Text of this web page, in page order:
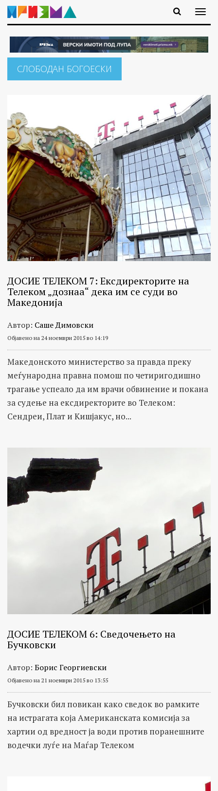
СЛОБОДАН БОГОЕСКИ
ДОСИЕ ТЕЛЕКОМ 7: Ексдиректорите на
Телеком „дознаа“ дека им се суди во
Македонија
Автор: Саше Димовски
Објавено на 24 ноември 2015 во 14:19
Македонското министерство за правда преку
меѓународна правна помош по четиригодишно
трагање успеало да им врачи обвинение и покана
за судење на ексдиректорите во Телеком:
Сендреи, Плат и Кишјакус, но...
ДОСИЕ ТЕЛЕКОМ 6: Сведочењето на
Бучковски
Автор: Борис Георгиевски
Објавено на 21 ноември 2015 во 13:55
Бучковски бил повикан како сведок во рамките
на истрагата која Американската комисија за
хартии од вредност ја води против поранешните
водечки луѓе на Маѓар Телеком